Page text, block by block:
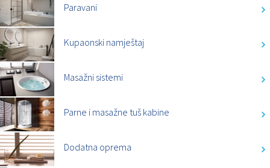
Paravani
Kupaonski namještaj
Masažni sistemi
Parne i masažne tuš kabine
Dodatna oprema